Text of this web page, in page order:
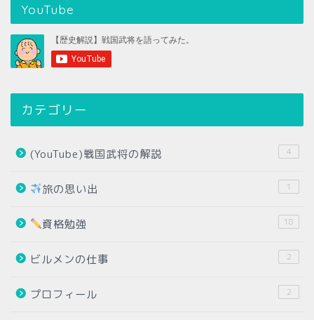
YouTube
カテゴリー
(YouTube)戦国武将の解説 4
旅の思い出 1
資格勉強 18
ビルメンの仕事 2
プロフィール 2